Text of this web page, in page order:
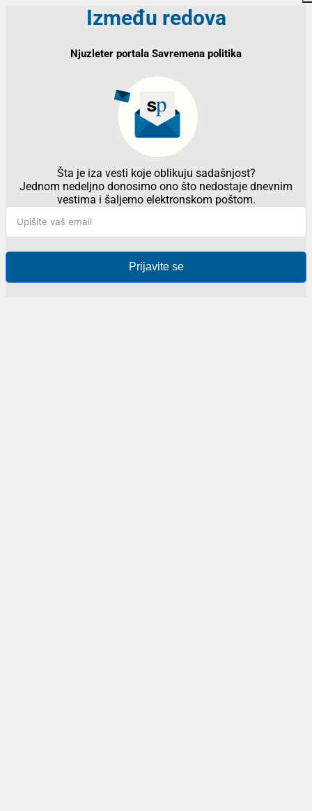
Između redova
Njuzleter portala Savremena politika
Šta je iza vesti koje oblikuju sadašnjost?
Jednom nedeljno donosimo ono što nedostaje dnevnim
vestima i šaljemo elektronskom poštom.
Prijavite se